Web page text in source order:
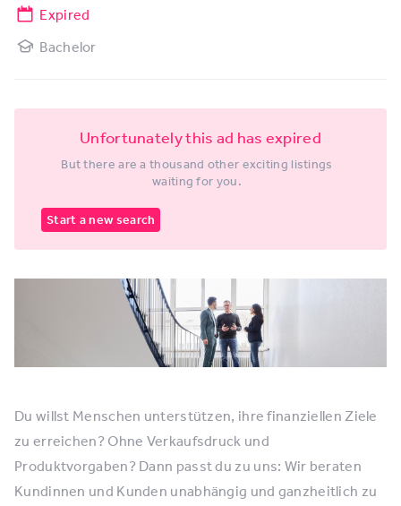
Expired
Bachelor
Unfortunately this ad has expired
But there are a thousand other exciting listings
waiting for you.
Start a new search
Du willst Menschen unterstützen, ihre finanziellen Ziele
zu erreichen? Ohne Verkaufsdruck und
Produktvorgaben? Dann passt du zu uns: Wir beraten
Kundinnen und Kunden unabhängig und ganzheitlich zu